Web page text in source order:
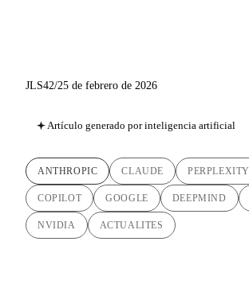
JLS42/25 de febrero de 2026
Artículo generado por inteligencia artificial
ANTHROPIC CLAUDE PERPLEXITY
COPILOT GOOGLE DEEPMIND
NVIDIA ACTUALITES